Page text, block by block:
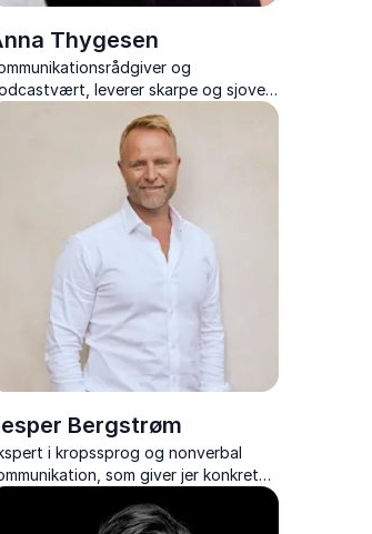
Thygesen
og
leverer skarpe og sjove
om branding og
– med erfaring fra
af dansk erhvervsliv og
Bergstrøm
i kropssprog og nonverbal
som giver jer konkrete
til stærkere
og bedre relationer.